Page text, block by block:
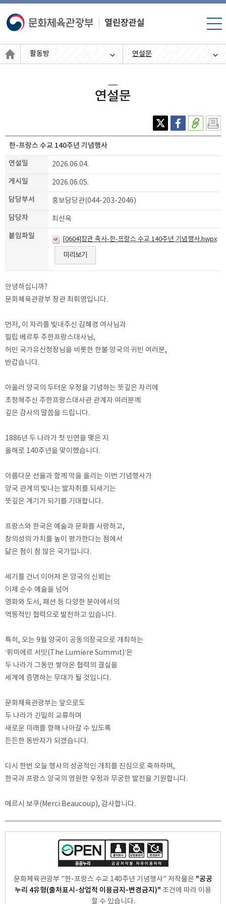
연설문
활동방 연설문
X(엑 페이 주소 인쇄
한-프랑스 수교 140주년 기념행사
연설일 2026.06.04.
게시일 2026.06.05.
담당부서 홍보담당관(044-203-2046)
담당자 최선옥
붙임파일 [0604]장관 축사-한-프랑스 수교 140주년 기념행사.hwpx
미리보기
안녕하십니까?
문화체육관광부 장관 최휘영입니다.
먼저, 이 자리를 빛내주신 김혜경 여사님과
필립 베르투 주한프랑스대사님,
허민 국가유산청장님을 비롯한 한불 양국의 귀빈 여러분,
반갑습니다.
아울러 양국의 두터운 우정을 기념하는 뜻깊은 자리에
초청해주신 주한프랑스대사관 관계자 여러분께
깊은 감사의 말씀을 드립니다.
1886년 두 나라가 첫 인연을 맺은 지
올해로 140주년을 맞이했습니다.
아름다운 선율과 함께 막을 올리는 이번 기념행사가
양국 관계의 빛나는 발자취를 되새기는
뜻깊은 계기가 되기를 기대합니다.
프랑스와 한국은 예술과 문화를 사랑하고,
창의성의 가치를 높이 평가한다는 점에서
닮은 점이 참 많은 국가입니다.
세기를 건너 이어져 온 양국의 신뢰는
이제 순수 예술을 넘어
영화와 도서, 패션 등 다양한 분야에서의
역동적인 협력으로 발전하고 있습니다.
특히, 오는 9월 양국이 공동의장국으로 개최하는
‘뤼미에르 서밋(The Lumière Summit)’은
두 나라가 그동안 쌓아온 협력의 결실을
세계에 증명하는 무대가 될 것입니다.
문화체육관광부는 앞으로도
두 나라가 긴밀히 교류하며
새로운 미래를 향해 나아갈 수 있도록
든든한 동반자가 되겠습니다.
다시 한번 오늘 행사의 성공적인 개최를 진심으로 축하하며,
한국과 프랑스 양국의 영원한 우정과 무궁한 발전을 기원합니다.
메르시 보쿠(Merci Beaucoup), 감사합니다.
문화체육관광부 "한-프랑스 수교 140주년 기념행사" 저작물은 "공공
누리 4유형(출처표시-상업적 이용금지-변경금지)" 조건에 따라 이용
할 수 있습니다.